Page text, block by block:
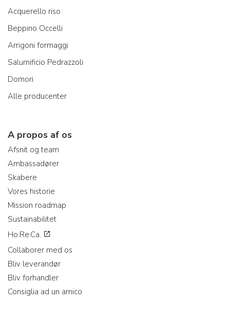
Acquerello riso
Beppino Occelli
Arrigoni formaggi
Salumificio Pedrazzoli
Domori
Alle producenter
A propos af os
Afsnit og team
Ambassadører
Skabere
Vores historie
Mission roadmap
Sustainabilitet
Ho.Re.Ca.
Collaborer med os
Bliv leverandør
Bliv forhandler
Consiglia ad un amico